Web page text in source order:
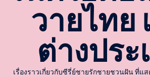
วายไทย
ต่างประ
เรื่องราวเกี่ยวกับซีรี่ย์ชายรักชายชวนฝัน ที่แ